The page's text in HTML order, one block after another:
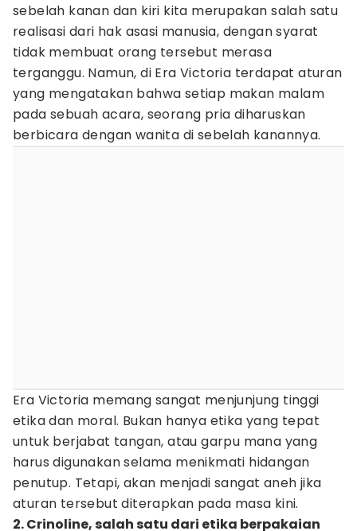
sebelah kanan dan kiri kita merupakan salah satu
realisasi dari hak asasi manusia, dengan syarat
tidak membuat orang tersebut merasa
terganggu. Namun, di Era Victoria terdapat aturan
yang mengatakan bahwa setiap makan malam
pada sebuah acara, seorang pria diharuskan
berbicara dengan wanita di sebelah kanannya.
Era Victoria memang sangat menjunjung tinggi
etika dan moral. Bukan hanya etika yang tepat
untuk berjabat tangan, atau garpu mana yang
harus digunakan selama menikmati hidangan
penutup. Tetapi, akan menjadi sangat aneh jika
aturan tersebut diterapkan pada masa kini.
2. Crinoline, salah satu dari etika berpakaian